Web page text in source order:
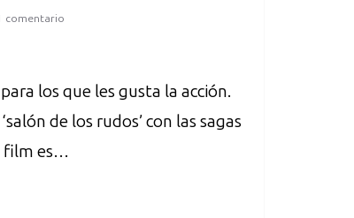
comentario
los que les gusta la acción.
de los rudos’ con las sagas
film es…